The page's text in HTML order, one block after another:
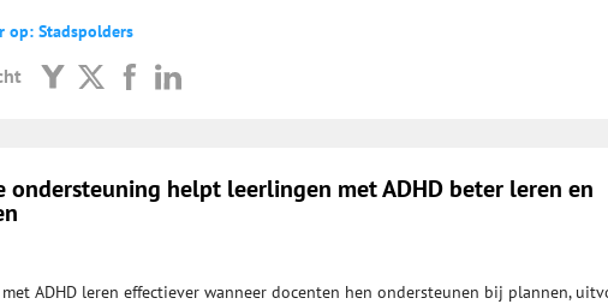
op: Stadspolders
ondersteuning helpt leerlingen met ADHD beter leren en
ADHD leren effectiever wanneer docenten hen ondersteunen bij plannen,